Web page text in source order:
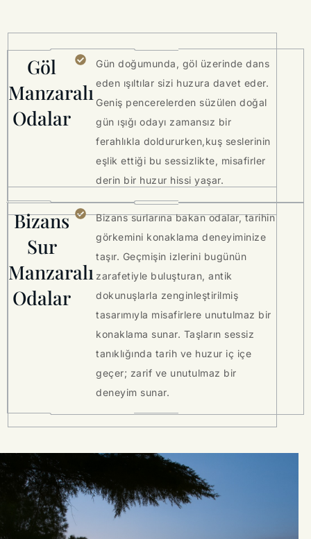
Göl
Manzaralı
Odalar
Gün doğumunda, göl üzerinde dans
eden ışıltılar sizi huzura davet eder.
Geniş pencerelerden süzülen doğal
gün ışığı odayı zamansız bir
ferahlıkla doldururken,kuş seslerinin
eşlik ettiği bu sessizlikte, misafirler
derin bir huzur hissi yaşar.
Bizans
Sur
Manzaralı
Odalar
Bizans surlarına bakan odalar, tarihin
görkemini konaklama deneyiminize
taşır. Geçmişin izlerini bugünün
zarafetiyle buluşturan, antik
dokunuşlarla zenginleştirilmiş
tasarımıyla misafirlere unutulmaz bir
konaklama sunar. Taşların sessiz
tanıklığında tarih ve huzur iç içe
geçer; zarif ve unutulmaz bir
deneyim sunar.